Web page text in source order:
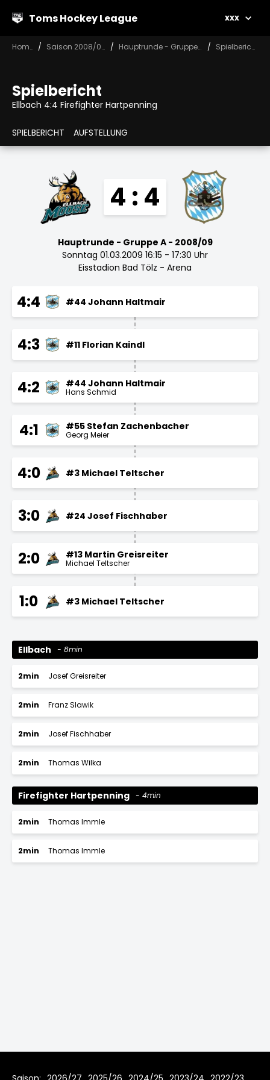
Toms Hockey League xxx
Home Saison 2008/09 Hauptrunde - Gruppe A Spielbericht
Spielbericht
Ellbach 4:4 Firefighter Hartpenning
SPIELBERICHT AUFSTELLUNG
4 : 4
Hauptrunde - Gruppe A - 2008/09
Sonntag 01.03.2009 16:15 - 17:30 Uhr
Eisstadion Bad Tölz - Arena
4:4 #44 Johann Haltmair
4:3 #11 Florian Kaindl
4:2 #44 Johann Haltmair
Hans Schmid
4:1 #55 Stefan Zachenbacher
Georg Meier
4:0 #3 Michael Teltscher
3:0 #24 Josef Fischhaber
2:0 #13 Martin Greisreiter
Michael Teltscher
1:0 #3 Michael Teltscher
Ellbach 8min
2min Josef Greisreiter
2min Franz Slawik
2min Josef Fischhaber
2min Thomas Wilka
Firefighter Hartpenning 4min
2min Thomas Immle
2min Thomas Immle